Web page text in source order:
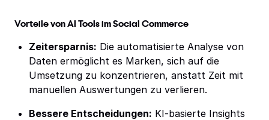
Vorteile von AI Tools im Social Commerce
Zeitersparnis: Die automatisierte Analyse von
Daten ermöglicht es Marken, sich auf die
Umsetzung zu konzentrieren, anstatt Zeit mit
manuellen Auswertungen zu verlieren.
Bessere Entscheidungen: KI-basierte Insights